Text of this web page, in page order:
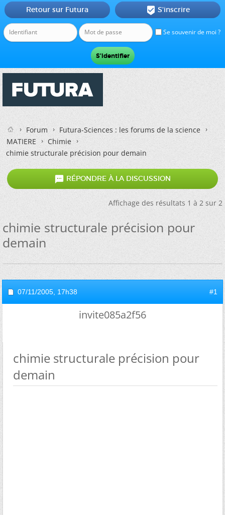
Se souvenir de moi ?
Retour sur Futura  S'inscrire
Forum
Futura-Sciences : les forums de la science
MATIERE
Chimie
chimie structurale précision pour demain
 RÉPONDRE À LA DISCUSSION
Affichage des résultats 1 à 2 sur 2
chimie structurale précision pour
demain
07/11/2005, 17h38 #1
invite085a2f56
chimie structurale précision pour
demain